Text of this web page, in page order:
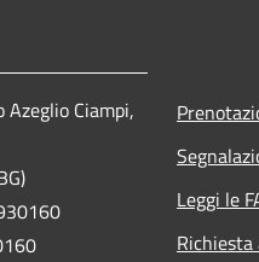
Azeglio Ciampi,
Leggi le